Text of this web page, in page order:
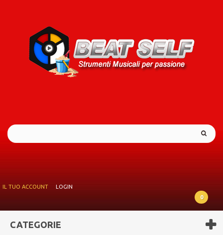
IL TUO ACCOUNT
LOGIN
0
CATEGORIE